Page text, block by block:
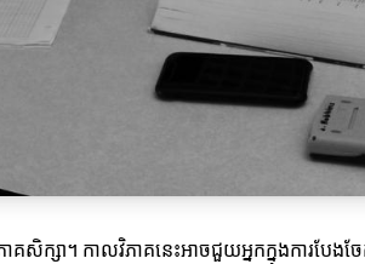
សិក្សា។ កាលវិភាគនេះអាចជួយអ្នកក្នុងការបែ